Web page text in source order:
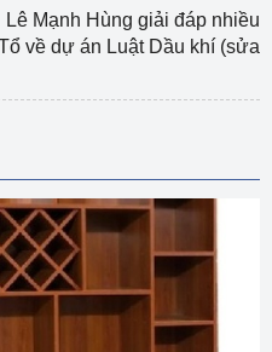
Mạnh Hùng giải đáp nhiều
về dự án Luật Dầu khí (sửa